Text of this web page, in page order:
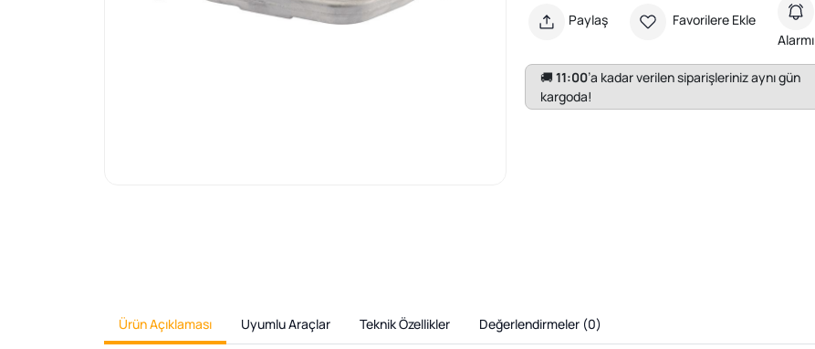
Paylaş Favorilere Ekle
Alarmı
🚚11:00’a kadar verilen siparişleriniz aynı gün
kargoda!
Ürün Açıklaması Uyumlu Araçlar Teknik Özellikler Değerlendirmeler (0)